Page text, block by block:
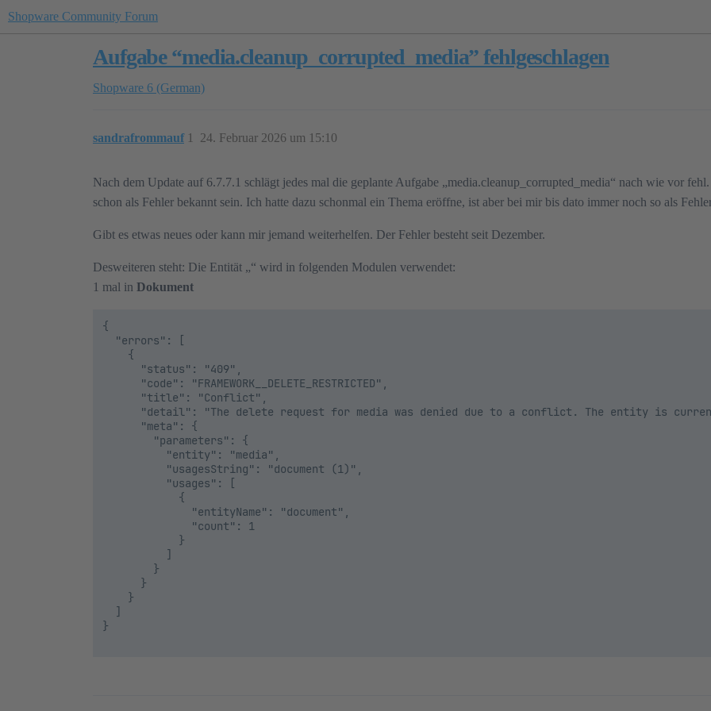
Shopware Community Forum
Aufgabe “media.cleanup_corrupted_media” fehlgeschlagen
Shopware 6 (German)
sandrafrommauf 24. Februar 2026 um 15:10
1
Nach dem Update auf 6.7.7.1 schlägt jedes mal die geplante Aufgabe „media.cleanup_corrupted_media“ nach wie vor
schon als Fehler bekannt sein. Ich hatte dazu schonmal ein Thema eröffne, ist aber bei mir bis dato immer noch so als
Gibt es etwas neues oder kann mir jemand weiterhelfen. Der Fehler besteht seit Dezember.
Desweiteren steht: Die Entität „“ wird in folgenden Modulen verwendet:
1 mal in Dokument
{
  "errors": [
    {
      "status": "409",
      "code": "FRAMEWORK__DELETE_RESTRICTED",
      "title": "Conflict",
"detail": "The delete request for media was denied due to a conflict. The entity is
      "meta": {
        "parameters": {
          "entity": "media",
          "usagesString": "document (1)",
          "usages": [
            {
              "entityName": "document",
              "count": 1
            }
          ]
        }
      }
    }
  ]
}